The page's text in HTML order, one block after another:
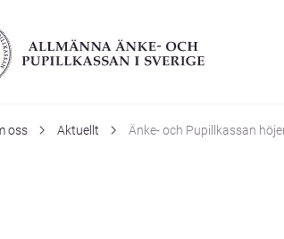
oss Aktuellt Änke- och Pupillkassan